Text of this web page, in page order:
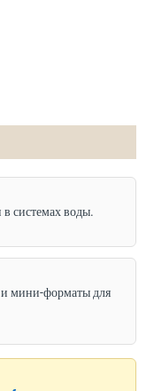
системах воды.
и мини-форматы для